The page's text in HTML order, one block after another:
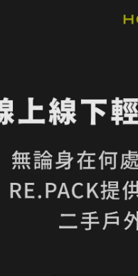
毛材質，提供柔軟厚實保
與保暖性能
與多層次穿搭
戶外復古風格
常外套穿著
/ 100% Recycled
能無虞
要功能的瑕疵，請仔細